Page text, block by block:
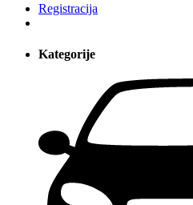
Registracija
Kategorije